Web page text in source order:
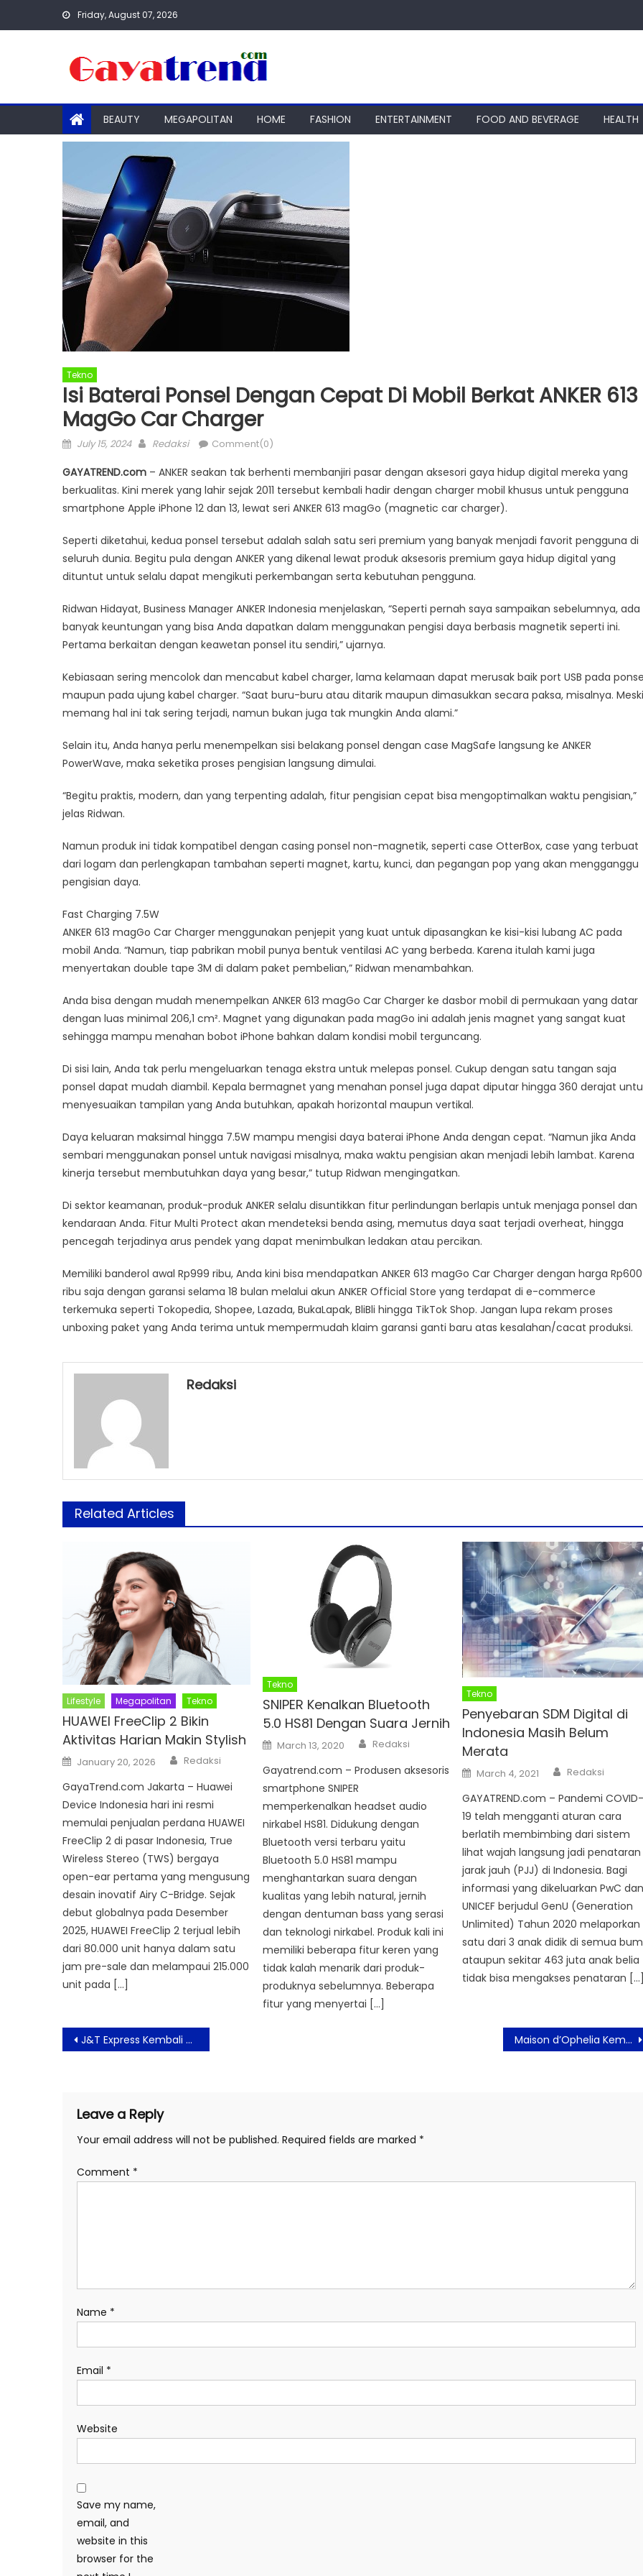
Friday, August 07, 2026
BEAUTY MEGAPOLITAN HOME FASHION ENTERTAINMENT FOOD AND BEVERAGE HEALTH
Tekno
Isi Baterai Ponsel Dengan Cepat Di Mobil Berkat ANKER 613
MagGo Car Charger
Posted
July 15, 2024 Author
Redaksi Comment(0)
GAYATREND.com – ANKER seakan tak berhenti membanjiri pasar dengan aksesori gaya hidup digital mereka yang
berkualitas. Kini merek yang lahir sejak 2011 tersebut kembali hadir dengan charger mobil khusus untuk pengguna
smartphone Apple iPhone 12 dan 13, lewat seri ANKER 613 magGo (magnetic car charger).
Seperti diketahui, kedua ponsel tersebut adalah salah satu seri premium yang banyak menjadi favorit pengguna di
seluruh dunia. Begitu pula dengan ANKER yang dikenal lewat produk aksesoris premium gaya hidup digital yang
dituntut untuk selalu dapat mengikuti perkembangan serta kebutuhan pengguna.
Ridwan Hidayat, Business Manager ANKER Indonesia menjelaskan, “Seperti pernah saya sampaikan sebelumnya, ada
banyak keuntungan yang bisa Anda dapatkan dalam menggunakan pengisi daya berbasis magnetik seperti ini.
Pertama berkaitan dengan keawetan ponsel itu sendiri,” ujarnya.
Kebiasaan sering mencolok dan mencabut kabel charger, lama kelamaan dapat merusak baik port USB pada
maupun pada ujung kabel charger. “Saat buru-buru atau ditarik maupun dimasukkan secara paksa, misalnya. Meski
memang hal ini tak sering terjadi, namun bukan juga tak mungkin Anda alami.”
Selain itu, Anda hanya perlu menempelkan sisi belakang ponsel dengan case MagSafe langsung ke ANKER
PowerWave, maka seketika proses pengisian langsung dimulai.
“Begitu praktis, modern, dan yang terpenting adalah, fitur pengisian cepat bisa mengoptimalkan waktu pengisian,”
jelas Ridwan.
Namun produk ini tidak kompatibel dengan casing ponsel non-magnetik, seperti case OtterBox, case yang terbuat
dari logam dan perlengkapan tambahan seperti magnet, kartu, kunci, dan pegangan pop yang akan mengganggu
pengisian daya.
Fast Charging 7.5W
ANKER 613 magGo Car Charger menggunakan penjepit yang kuat untuk dipasangkan ke kisi-kisi lubang AC pada
mobil Anda. “Namun, tiap pabrikan mobil punya bentuk ventilasi AC yang berbeda. Karena itulah kami juga
menyertakan double tape 3M di dalam paket pembelian,” Ridwan menambahkan.
Anda bisa dengan mudah menempelkan ANKER 613 magGo Car Charger ke dasbor mobil di permukaan yang datar
dengan luas minimal 206,1 cm². Magnet yang digunakan pada magGo ini adalah jenis magnet yang sangat kuat
sehingga mampu menahan bobot iPhone bahkan dalam kondisi mobil terguncang.
Di sisi lain, Anda tak perlu mengeluarkan tenaga ekstra untuk melepas ponsel. Cukup dengan satu tangan saja
ponsel dapat mudah diambil. Kepala bermagnet yang menahan ponsel juga dapat diputar hingga 360 derajat
menyesuaikan tampilan yang Anda butuhkan, apakah horizontal maupun vertikal.
Daya keluaran maksimal hingga 7.5W mampu mengisi daya baterai iPhone Anda dengan cepat. “Namun jika Anda
sembari menggunakan ponsel untuk navigasi misalnya, maka waktu pengisian akan menjadi lebih lambat. Karena
kinerja tersebut membutuhkan daya yang besar,” tutup Ridwan mengingatkan.
Di sektor keamanan, produk-produk ANKER selalu disuntikkan fitur perlindungan berlapis untuk menjaga ponsel dan
kendaraan Anda. Fitur Multi Protect akan mendeteksi benda asing, memutus daya saat terjadi overheat, hingga
pencegah terjadinya arus pendek yang dapat menimbulkan ledakan atau percikan.
Memiliki banderol awal Rp999 ribu, Anda kini bisa mendapatkan ANKER 613 magGo Car Charger dengan harga Rp600
ribu saja dengan garansi selama 18 bulan melalui akun ANKER Official Store yang terdapat di e-commerce
terkemuka seperti Tokopedia, Shopee, Lazada, BukaLapak, BliBli hingga TikTok Shop. Jangan lupa rekam proses
unboxing paket yang Anda terima untuk mempermudah klaim garansi ganti baru atas kesalahan/cacat produksi.
Redaksi
Related Articles
Lifestyle Megapolitan Tekno
HUAWEI FreeClip 2 Bikin
Aktivitas Harian Makin Stylish
Posted
on
January 20, 2026 Author
Redaksi
GayaTrend.com Jakarta – Huawei
Device Indonesia hari ini resmi
memulai penjualan perdana HUAWEI
FreeClip 2 di pasar Indonesia, True
Wireless Stereo (TWS) bergaya
open-ear pertama yang mengusung
desain inovatif Airy C-Bridge. Sejak
debut globalnya pada Desember
2025, HUAWEI FreeClip 2 terjual lebih
dari 80.000 unit hanya dalam satu
jam pre-sale dan melampaui 215.000
unit pada […]
Tekno
SNIPER Kenalkan Bluetooth
5.0 HS81 Dengan Suara Jernih
Posted
on
March 13, 2020 Author
Redaksi
Gayatrend.com – Produsen aksesoris
smartphone SNIPER
memperkenalkan headset audio
nirkabel HS81. Didukung dengan
Bluetooth versi terbaru yaitu
Bluetooth 5.0 HS81 mampu
menghantarkan suara dengan
kualitas yang lebih natural, jernih
dengan dentuman bass yang serasi
dan teknologi nirkabel. Produk kali ini
memiliki beberapa fitur keren yang
tidak kalah menarik dari produk-
produknya sebelumnya. Beberapa
fitur yang menyertai […]
Tekno
Penyebaran SDM Digital di
Indonesia Masih Belum
Merata
Posted
on
March 4, 2021 Author
Redaksi
GAYATREND.com – Pandemi
19 telah mengganti aturan cara
berlatih membimbing dari sistem
lihat wajah langsung jadi penataran
jarak jauh (PJJ) di Indonesia. Bagi
informasi yang dikeluarkan PwC
UNICEF berjudul GenU (Generation
Unlimited) Tahun 2020 melaporkan
satu dari 3 anak didik di semua
ataupun sekitar 463 juta anak belia
tidak bisa mengakses penataran
Post
navigation
J&T Express Kembali Gelar J&T Connect Run, Berlari Bersama Mendukung UMKM dan Keberlanjutan Maison d’Ophelia Kembali Hadir dengan Koleksi Baru di Scent Reverie
Leave a Reply
Your email address will not be published. Required fields are marked *
Comment *
Name *
Email *
Website
Save my name,
email, and
website in this
browser for the